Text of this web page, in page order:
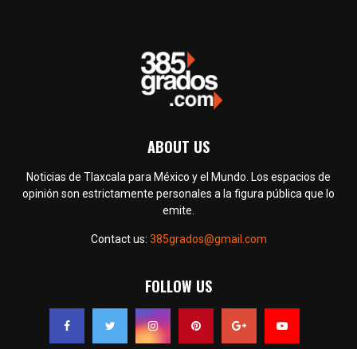
ABOUT US
Noticias de Tlaxcala para México y el Mundo. Los espacios de
opinión son estrictamente personales a la figura pública que lo
emite.
Contact us: 385grados@gmail.com
FOLLOW US